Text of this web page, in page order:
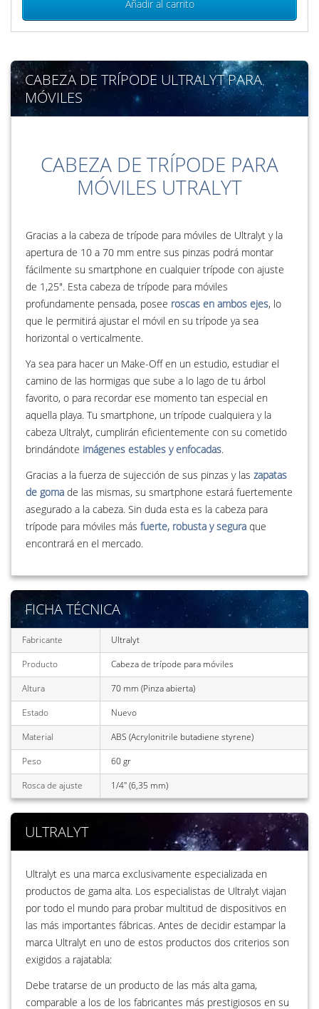
Añadir al carrito
CABEZA DE TRÍPODE ULTRALYT PARA
MÓVILES
CABEZA DE TRÍPODE PARA
MÓVILES UTRALYT
Gracias a la cabeza de trípode para móviles de Ultralyt y la
apertura de 10 a 70 mm entre sus pinzas podrá montar
fácilmente su smartphone en cualquier trípode con ajuste
de 1,25". Esta cabeza de trípode para móviles
profundamente pensada, posee roscas en ambos ejes, lo
que le permitirá ajustar el móvil en su trípode ya sea
horizontal o verticalmente.
Ya sea para hacer un Make-Off en un estudio, estudiar el
camino de las hormigas que sube a lo lago de tu árbol
favorito, o para recordar ese momento tan especial en
aquella playa. Tu smartphone, un trípode cualquiera y la
cabeza Ultralyt, cumplirán eficientemente con su cometido
brindándote imágenes estables y enfocadas.
Gracias a la fuerza de sujección de sus pinzas y las zapatas
de goma de las mismas, su smartphone estará fuertemente
asegurado a la cabeza. Sin duda esta es la cabeza para
trípode para móviles más fuerte, robusta y segura que
encontrará en el mercado.
FICHA TÉCNICA
Fabricante
Ultralyt
Producto
Cabeza de trípode para móviles
Altura
70 mm (Pinza abierta)
Estado
Nuevo
Material
ABS (Acrylonitrile butadiene styrene)
Peso
60 gr
Rosca de ajuste
1/4" (6,35 mm)
ULTRALYT
Ultralyt es una marca exclusivamente especializada en
productos de gama alta. Los especialistas de Ultralyt viajan
por todo el mundo para probar multitud de dispositivos en
las más importantes fábricas. Antes de decidir estampar la
marca Ultralyt en uno de estos productos dos criterios son
exigidos a rajatabla:
Debe tratarse de un producto de las más alta gama,
comparable a los de los fabricantes más prestigiosos en su